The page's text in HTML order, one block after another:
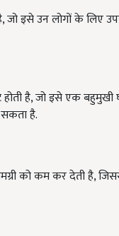
इसे उन लोगों के लिए
है, जो इसे एक बहुमुखी
सकता है.
को कम कर देती